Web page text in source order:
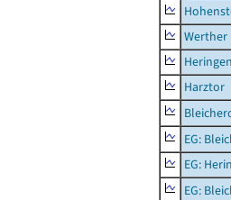
Werther
Harztor
EG:
EG:
EG: